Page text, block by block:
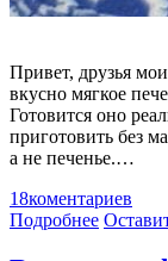
Привет, друзья
вкусно мягкое
Готовится оно
приготовить без
а не печенье.…
18коментариев
Подробнее